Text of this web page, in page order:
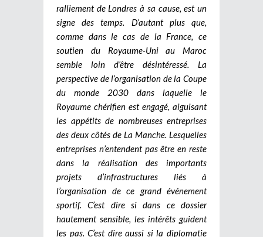
ralliement de Londres à sa cause, est un
signe des temps. D’autant plus que,
comme dans le cas de la France, ce
soutien du Royaume-Uni au Maroc
semble loin d’être désintéressé. La
perspective de l’organisation de la Coupe
du monde 2030 dans laquelle le
Royaume chérifien est engagé, aiguisant
les appétits de nombreuses entreprises
des deux côtés de La Manche. Lesquelles
entreprises n’entendent pas être en reste
dans la réalisation des importants
projets d’infrastructures liés à
l’organisation de ce grand événement
sportif. C’est dire si dans ce dossier
hautement sensible, les intérêts guident
les pas. C’est dire aussi si la diplomatie